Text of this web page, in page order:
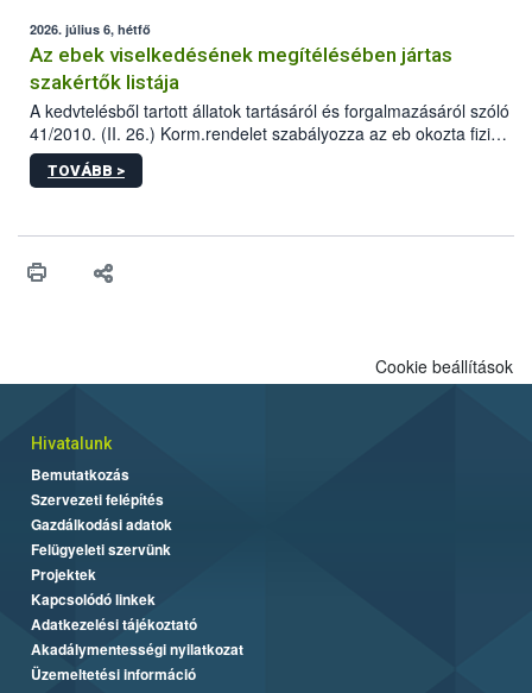
2026. július 6, hétfő
Az ebek viselkedésének megítélésében jártas
szakértők listája
A kedvtelésből tartott állatok tartásáról és forgalmazásáról szóló
41/2010. (II. 26.) Korm.rendelet szabályozza az eb okozta fizikai
sérülés, illetve ennek veszélye keletkezésekor felmerülő
hatósági feladatokat, valamint a veszélyes eb tartását és annak
TOVÁBB >
Cookie beállítások
Hivatalunk
Bemutatkozás
Szervezeti felépítés
Gazdálkodási adatok
Felügyeleti szervünk
Projektek
Kapcsolódó linkek
Adatkezelési tájékoztató
Akadálymentességi nyilatkozat
Üzemeltetési információ